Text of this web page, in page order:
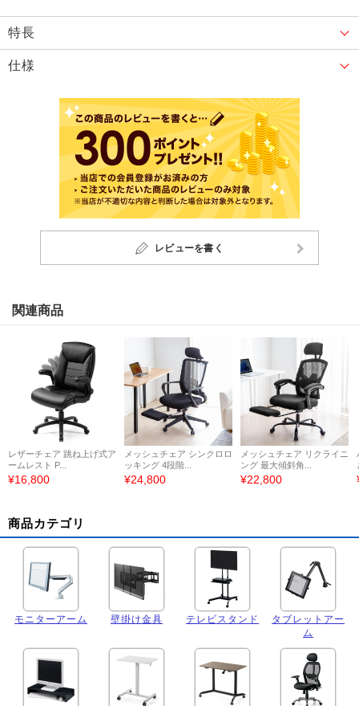
特長
仕様
レビューを書く
関連商品
レザーチェア 跳ね上げ式ア
ームレスト P...
¥16,800
メッシュチェア シンクロロ
ッキング 4段階...
¥24,800
メッシュチェア リクライニ
ング 最大傾斜角...
¥22,800
商品カテゴリ
モニターアーム 壁掛け金具 テレビスタンド
タブレットアー
ム